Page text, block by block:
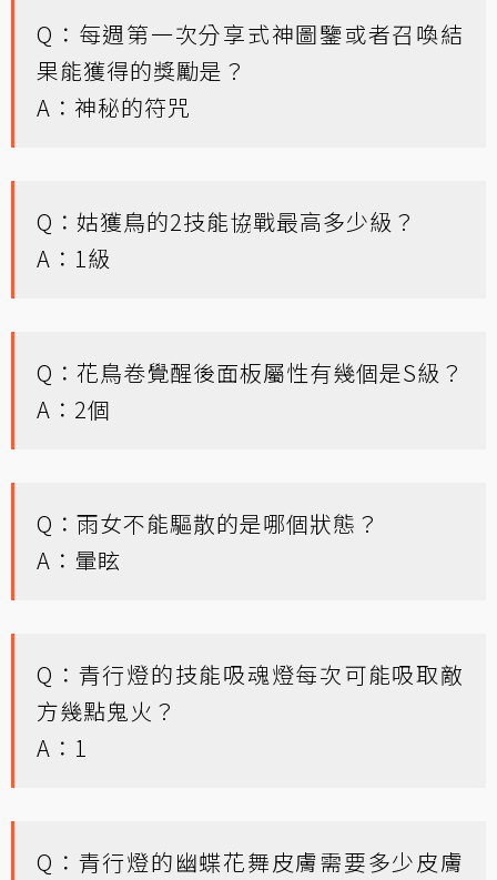
Q：每週第一次分享式神圖鑒或者召喚結
果能獲得的獎勵是？
A：神秘的符咒
Q：姑獲鳥的2技能協戰最高多少級？
A：1級
Q：花鳥卷覺醒後面板屬性有幾個是S級？
A：2個
Q：雨女不能驅散的是哪個狀態？
A：暈眩
Q：青行燈的技能吸魂燈每次可能吸取敵
方幾點鬼火？
A：1
Q：青行燈的幽蝶花舞皮膚需要多少皮膚